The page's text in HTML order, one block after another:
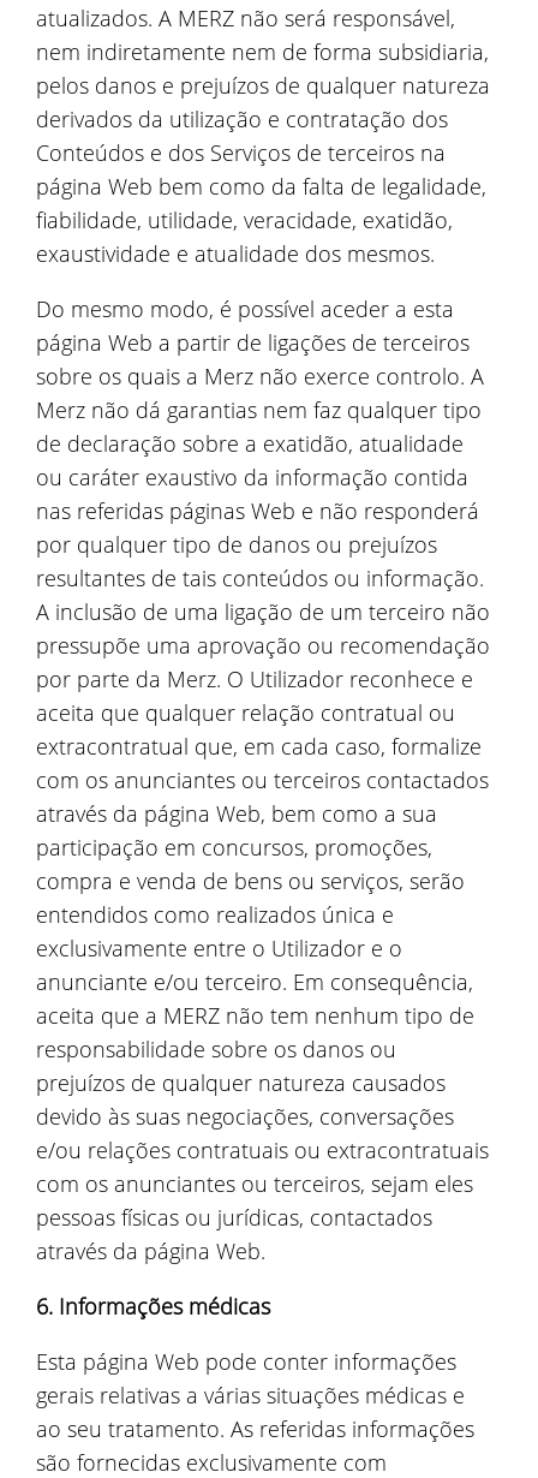
atualizados. A MERZ não será responsável,
nem indiretamente nem de forma subsidiaria,
pelos danos e prejuízos de qualquer natureza
derivados da utilização e contratação dos
Conteúdos e dos Serviços de terceiros na
página Web bem como da falta de legalidade,
fiabilidade, utilidade, veracidade, exatidão,
exaustividade e atualidade dos mesmos.
Do mesmo modo, é possível aceder a esta
página Web a partir de ligações de terceiros
sobre os quais a Merz não exerce controlo. A
Merz não dá garantias nem faz qualquer tipo
de declaração sobre a exatidão, atualidade
ou caráter exaustivo da informação contida
nas referidas páginas Web e não responderá
por qualquer tipo de danos ou prejuízos
resultantes de tais conteúdos ou informação.
A inclusão de uma ligação de um terceiro não
pressupõe uma aprovação ou recomendação
por parte da Merz. O Utilizador reconhece e
aceita que qualquer relação contratual ou
extracontratual que, em cada caso, formalize
com os anunciantes ou terceiros contactados
através da página Web, bem como a sua
participação em concursos, promoções,
compra e venda de bens ou serviços, serão
entendidos como realizados única e
exclusivamente entre o Utilizador e o
anunciante e/ou terceiro. Em consequência,
aceita que a MERZ não tem nenhum tipo de
responsabilidade sobre os danos ou
prejuízos de qualquer natureza causados
devido às suas negociações, conversações
e/ou relações contratuais ou extracontratuais
com os anunciantes ou terceiros, sejam eles
pessoas físicas ou jurídicas, contactados
através da página Web.
6. Informações médicas
Esta página Web pode conter informações
gerais relativas a várias situações médicas e
ao seu tratamento. As referidas informações
são fornecidas exclusivamente com